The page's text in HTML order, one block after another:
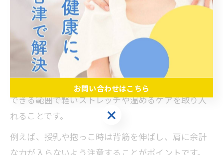
産後はホルモンバランスの変化や運動不足、育児に
よる姿勢の乱れなどが重なり、肩こりが生じやすく
なります。無理なマッサージや激しい運動は避け、
体への負担を最小限に抑えたセルフケアが大切で
す。基本は、こまめな休息と正しい姿勢を意識し、
できる範囲で軽いストレッチや温めるケアを取り入
れることです。
例えば、授乳や抱っこ時は背筋を伸ばし、肩に余計
な力が入らないよう注意することがポイントです。
お問い合わせはこちら
お問い合わせはこちら